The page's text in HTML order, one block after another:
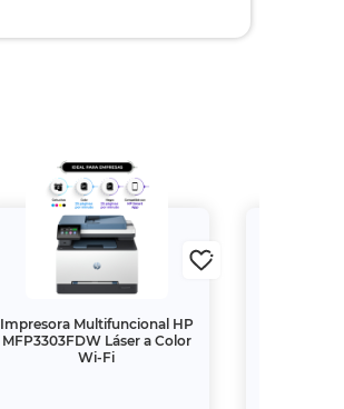
Impresora Multifuncional HP
MFP3303FDW Láser a Color
Wi-Fi